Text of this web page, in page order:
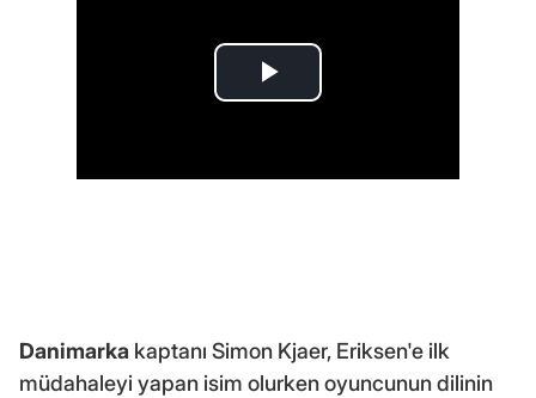
Danimarka kaptanı Simon Kjaer, Eriksen'e ilk
müdahaleyi yapan isim olurken oyuncunun dilinin